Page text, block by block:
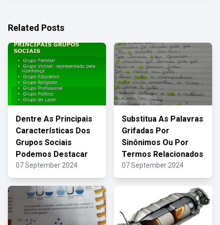
Related Posts
Dentre As Principais
Características Dos
Grupos Sociais
Podemos Destacar
07 September 2024
Substitua As Palavras
Grifadas Por
Sinônimos Ou Por
Termos Relacionados
07 September 2024